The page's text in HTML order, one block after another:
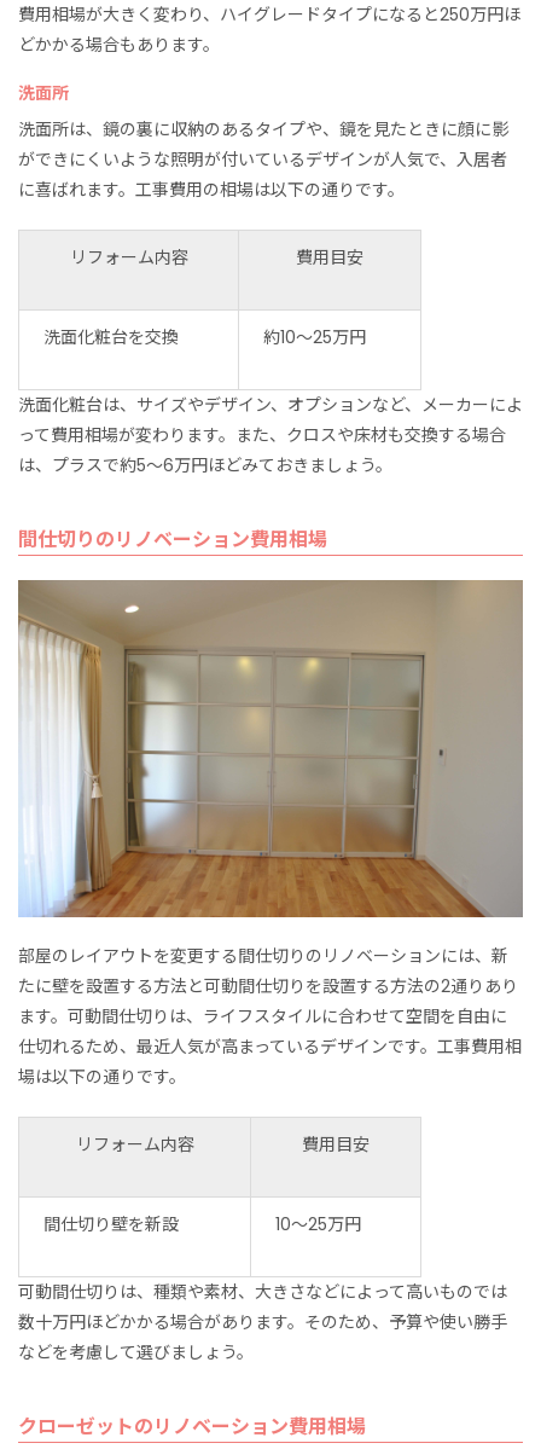
費用相場が大きく変わり、ハイグレードタイプになると250万円ほ
どかかる場合もあります。
洗面所
洗面所は、鏡の裏に収納のあるタイプや、鏡を見たときに顔に影
ができにくいような照明が付いているデザインが人気で、入居者
に喜ばれます。工事費用の相場は以下の通りです。
リフォーム内容 費用目安
洗面化粧台を交換 約10〜25万円
洗面化粧台は、サイズやデザイン、オプションなど、メーカーによ
って費用相場が変わります。また、クロスや床材も交換する場合
は、プラスで約5〜6万円ほどみておきましょう。
間仕切りのリノベーション費用相場
部屋のレイアウトを変更する間仕切りのリノベーションには、新
たに壁を設置する方法と可動間仕切りを設置する方法の2通りあり
ます。可動間仕切りは、ライフスタイルに合わせて空間を自由に
仕切れるため、最近人気が高まっているデザインです。工事費用相
場は以下の通りです。
リフォーム内容 費用目安
間仕切り壁を新設 10〜25万円
可動間仕切りは、種類や素材、大きさなどによって高いものでは
数十万円ほどかかる場合があります。そのため、予算や使い勝手
などを考慮して選びましょう。
クローゼットのリノベーション費用相場